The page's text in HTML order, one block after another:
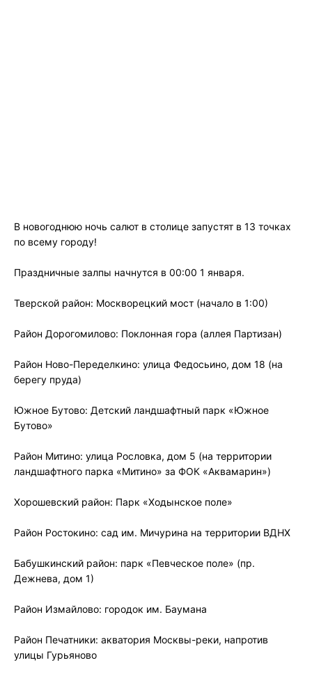
В новогоднюю ночь салют в столице запустят в 13 точках
по всему городу!
Праздничные залпы начнутся в 00:00 1 января.
Тверской район: Москворецкий мост (начало в 1:00)
Район Дорогомилово: Поклонная гора (аллея Партизан)
Район Ново-Переделкино: улица Федосьино, дом 18 (на
берегу пруда)
Южное Бутово: Детский ландшафтный парк «Южное
Бутово»
Район Митино: улица Рословка, дом 5 (на территории
ландшафтного парка «Митино» за ФОК «Аквамарин»)
Хорошевский район: Парк «Ходынское поле»
Район Ростокино: сад им. Мичурина на территории ВДНХ
Бабушкинский район: парк «Певческое поле» (пр.
Дежнева, дом 1)
Район Измайлово: городок им. Баумана
Район Печатники: акватория Москвы-реки, напротив
улицы Гурьяново